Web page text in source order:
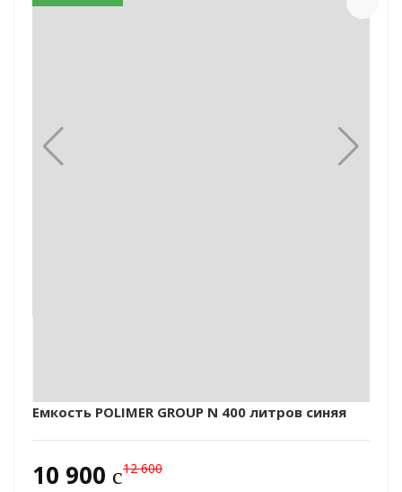
Емкость POLIMER GROUP N 400 литров синяя
10 900 c12 600